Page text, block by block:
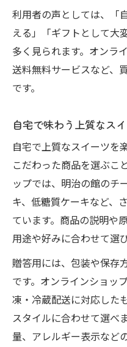
解説
オンライン講
ツ
忙しい方必見
オンラインお菓
指そう
新しい趣味に
スイーツ
自宅で学ぶ本
オンラインショ
オンラインお
利用者の声としては、「
える」「ギフトとして大
多く見られます。オンラ
送料無料サービスなど、
です。
自宅で味わう上質なス
自宅で上質なスイーツを
こだわった商品を選ぶこ
ップでは、明治の館のチ
キ、低糖質ケーキなど、
ています。商品の説明や
用途や好みに合わせて選
贈答用には、包装や保存
です。オンラインショッ
凍・冷蔵配送に対応した
スタイルに合わせて選べ
量、アレルギー表示など